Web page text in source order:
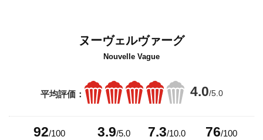
ヌーヴェルヴァーグ
Nouvelle Vague
平均評価： 4.0/5.0
92/100 3.9/5.0 7.3/10.0 76/100